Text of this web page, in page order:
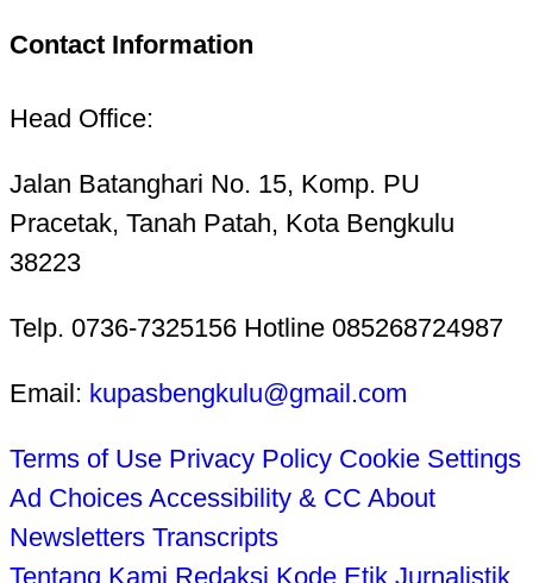
Contact Information
Head Office:
Jalan Batanghari No. 15, Komp. PU
Pracetak, Tanah Patah, Kota Bengkulu
38223
Telp. 0736-7325156 Hotline 085268724987
Email: kupasbengkulu@gmail.com
Terms of Use Privacy Policy Cookie Settings
Ad Choices Accessibility & CC About
Newsletters Transcripts
Tentang Kami Redaksi Kode Etik Jurnalistik